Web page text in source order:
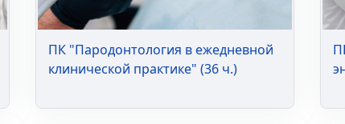
ПК "Пародонтология в ежедневной
клинической практике" (36 ч.)